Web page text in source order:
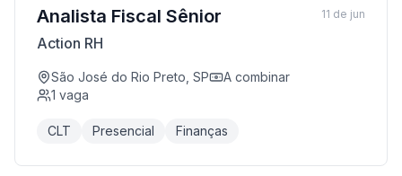
Analista Fiscal Sênior
Action RH
São José do Rio Preto, SP
A combinar
1 vaga
CLT Presencial Finanças
11 de jun